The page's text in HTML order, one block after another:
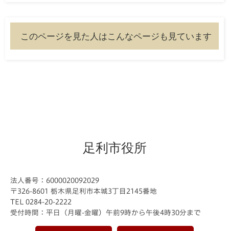
このページを見た人はこんなページも見ています
足利市役所
法人番号：6000020092029
〒326-8601 栃木県足利市本城3丁目2145番地
TEL 0284-20-2222
受付時間：平日（月曜-金曜）午前9時から午後4時30分まで